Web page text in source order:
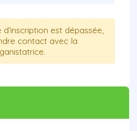
est dépassée,
contact avec la